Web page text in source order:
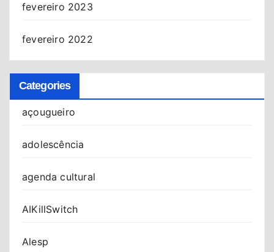
fevereiro 2023
fevereiro 2022
Categories
açougueiro
adolescência
agenda cultural
AIKillSwitch
Alesp